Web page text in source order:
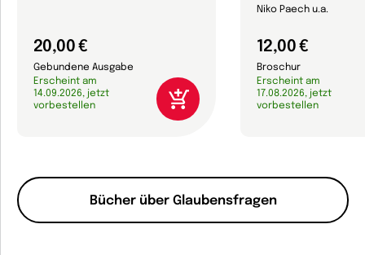
Bücher über Glaubensfragen
20,00 €
Gebundene Ausgabe
Erscheint am
14.09.2026, jetzt
vorbestellen
Niko Paech u.a.
12,00 €
Broschur
Erscheint am
17.08.2026, jetzt
vorbestellen